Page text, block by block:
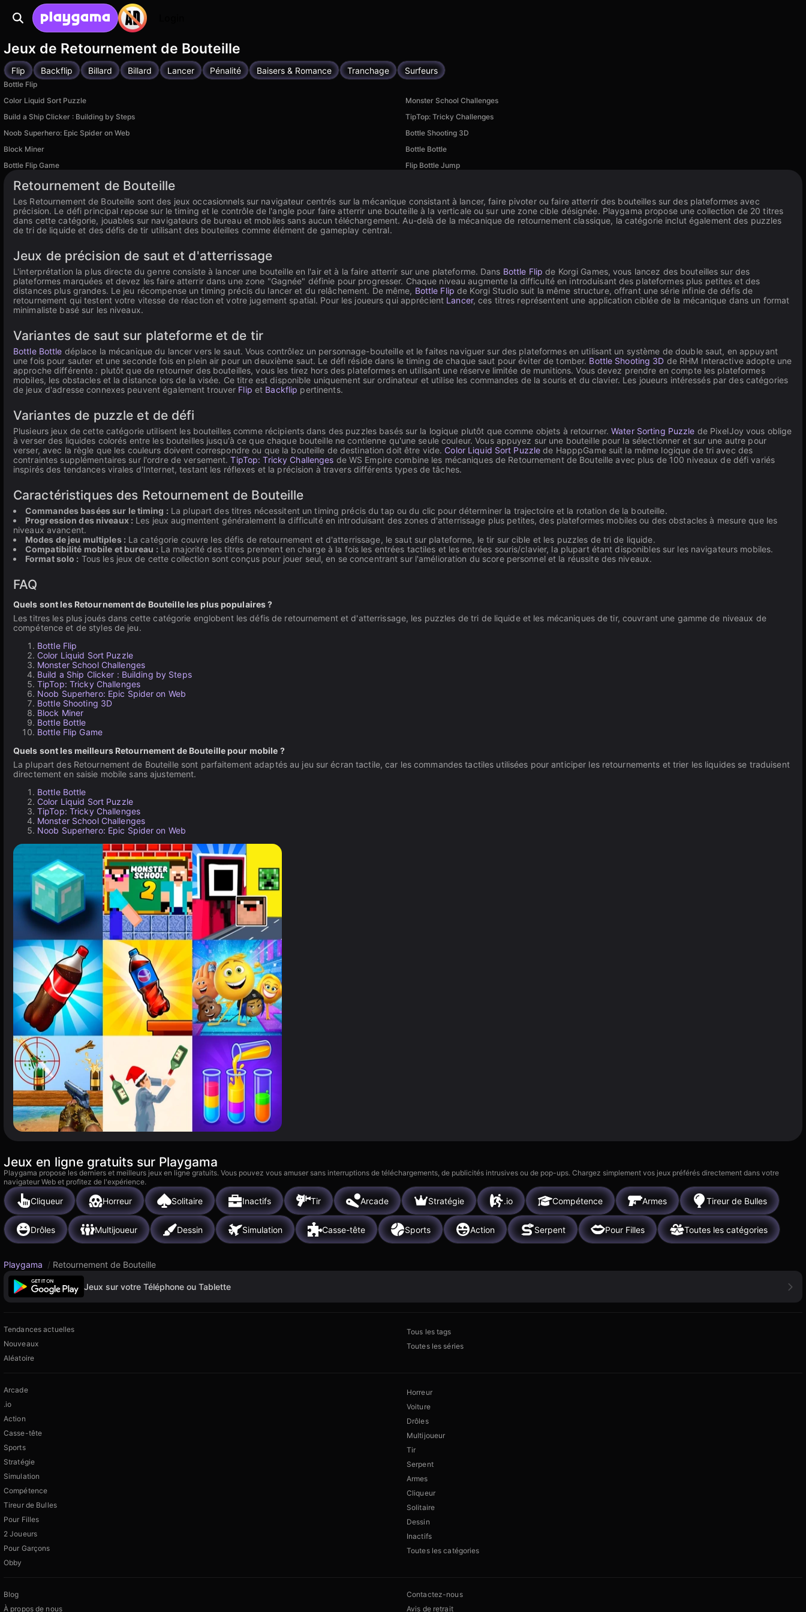
Jeux de Retournement de Bouteille
Flip Backflip Billard Billard Lancer Pénalité Baisers & Romance Tranchage Surfeurs
Bottle Flip
Color Liquid Sort Puzzle
Monster School Challenges
Build a Ship Clicker : Building by Steps
TipTop: Tricky Challenges
Noob Superhero: Epic Spider on Web
Bottle Shooting 3D
Block Miner
Bottle Bottle
Bottle Flip Game
Flip Bottle Jump
Retournement de Bouteille
Les Retournement de Bouteille sont des jeux occasionnels sur navigateur centrés sur la mécanique consistant à lancer, faire pivoter ou faire atterrir des bouteilles sur des plateformes avec
précision. Le défi principal repose sur le timing et le contrôle de l'angle pour faire atterrir une bouteille à la verticale ou sur une zone cible désignée. Playgama propose une collection de 20 titres
dans cette catégorie, jouables sur navigateurs de bureau et mobiles sans aucun téléchargement. Au-delà de la mécanique de retournement classique, la catégorie inclut également des puzzles
de tri de liquide et des défis de tir utilisant des bouteilles comme élément de gameplay central.
Jeux de précision de saut et d'atterrissage
L'interprétation la plus directe du genre consiste à lancer une bouteille en l'air et à la faire atterrir sur une plateforme. Dans Bottle Flip de Korgi Games, vous lancez des bouteilles sur des
plateformes marquées et devez les faire atterrir dans une zone "Gagnée" définie pour progresser. Chaque niveau augmente la difficulté en introduisant des plateformes plus petites et des
distances plus grandes. Le jeu récompense un timing précis du lancer et du relâchement. De même, Bottle Flip de Korgi Studio suit la même structure, offrant une série infinie de défis de
retournement qui testent votre vitesse de réaction et votre jugement spatial. Pour les joueurs qui apprécient Lancer, ces titres représentent une application ciblée de la mécanique dans un format
minimaliste basé sur les niveaux.
Variantes de saut sur plateforme et de tir
Bottle Bottle déplace la mécanique du lancer vers le saut. Vous contrôlez un personnage-bouteille et le faites naviguer sur des plateformes en utilisant un système de double saut, en appuyant
une fois pour sauter et une seconde fois en plein air pour un deuxième saut. Le défi réside dans le timing de chaque saut pour éviter de tomber. Bottle Shooting 3D de RHM Interactive adopte une
approche différente : plutôt que de retourner des bouteilles, vous les tirez hors des plateformes en utilisant une réserve limitée de munitions. Vous devez prendre en compte les plateformes
mobiles, les obstacles et la distance lors de la visée. Ce titre est disponible uniquement sur ordinateur et utilise les commandes de la souris et du clavier. Les joueurs intéressés par des catégories
de jeux d'adresse connexes peuvent également trouver Flip et Backflip pertinents.
Variantes de puzzle et de défi
Plusieurs jeux de cette catégorie utilisent les bouteilles comme récipients dans des puzzles basés sur la logique plutôt que comme objets à retourner.Water Sorting Puzzle de PixelJoy vous oblige
à verser des liquides colorés entre les bouteilles jusqu'à ce que chaque bouteille ne contienne qu'une seule couleur. Vous appuyez sur une bouteille pour la sélectionner et sur une autre pour
verser, avec la règle que les couleurs doivent correspondre ou que la bouteille de destination doit être vide. Color Liquid Sort Puzzle de HapppGame suit la même logique de tri avec des
contraintes supplémentaires sur l'ordre de versement.TipTop: Tricky Challenges de WS Empire combine les mécaniques de Retournement de Bouteille avec plus de 100 niveaux de défi variés
inspirés des tendances virales d'Internet, testant les réflexes et la précision à travers différents types de tâches.
Caractéristiques des Retournement de Bouteille
Commandes basées sur le timing : La plupart des titres nécessitent un timing précis du tap ou du clic pour déterminer la trajectoire et la rotation de la bouteille.
Progression des niveaux : Les jeux augmentent généralement la difficulté en introduisant des zones d'atterrissage plus petites, des plateformes mobiles ou des obstacles à mesure que les
niveaux avancent.
Modes de jeu multiples : La catégorie couvre les défis de retournement et d'atterrissage, le saut sur plateforme, le tir sur cible et les puzzles de tri de liquide.
Compatibilité mobile et bureau : La majorité des titres prennent en charge à la fois les entrées tactiles et les entrées souris/clavier, la plupart étant disponibles sur les navigateurs mobiles.
Format solo : Tous les jeux de cette collection sont conçus pour jouer seul, en se concentrant sur l'amélioration du score personnel et la réussite des niveaux.
FAQ
Quels sont les Retournement de Bouteille les plus populaires ?
Les titres les plus joués dans cette catégorie englobent les défis de retournement et d'atterrissage, les puzzles de tri de liquide et les mécaniques de tir, couvrant une gamme de niveaux de
compétence et de styles de jeu.
Bottle Flip
Color Liquid Sort Puzzle
Monster School Challenges
Build a Ship Clicker : Building by Steps
TipTop: Tricky Challenges
Noob Superhero: Epic Spider on Web
Bottle Shooting 3D
Block Miner
Bottle Bottle
Bottle Flip Game
Quels sont les meilleurs Retournement de Bouteille pour mobile ?
La plupart des Retournement de Bouteille sont parfaitement adaptés au jeu sur écran tactile, car les commandes tactiles utilisées pour anticiper les retournements et trier les liquides se traduisent
directement en saisie mobile sans ajustement.
Bottle Bottle
Color Liquid Sort Puzzle
TipTop: Tricky Challenges
Monster School Challenges
Noob Superhero: Epic Spider on Web
Jeux en ligne gratuits sur Playgama
Playgama propose les derniers et meilleurs jeux en ligne gratuits. Vous pouvez vous amuser sans interruptions de téléchargements, de publicités intrusives ou de pop-ups. Chargez simplement vos jeux préférés directement dans votre
navigateur Web et profitez de l'expérience.
Cliqueur Horreur Solitaire Inactifs Tir Arcade Stratégie .io Compétence Armes Tireur de Bulles
Drôles Multijoueur Dessin Simulation Casse-tête Sports Action Serpent Pour Filles Toutes les catégories
Playgama / Retournement de Bouteille
Jeux sur votre Téléphone ou Tablette
Tendances actuelles
Nouveaux
Aléatoire
Tous les tags
Toutes les séries
Arcade
.io
Action
Casse-tête
Sports
Stratégie
Simulation
Compétence
Tireur de Bulles
Pour Filles
2 Joueurs
Pour Garçons
Obby
Horreur
Voiture
Drôles
Multijoueur
Tir
Serpent
Armes
Cliqueur
Solitaire
Dessin
Inactifs
Toutes les catégories
Blog
À propos de nous
Contactez-nous
Avis de retrait